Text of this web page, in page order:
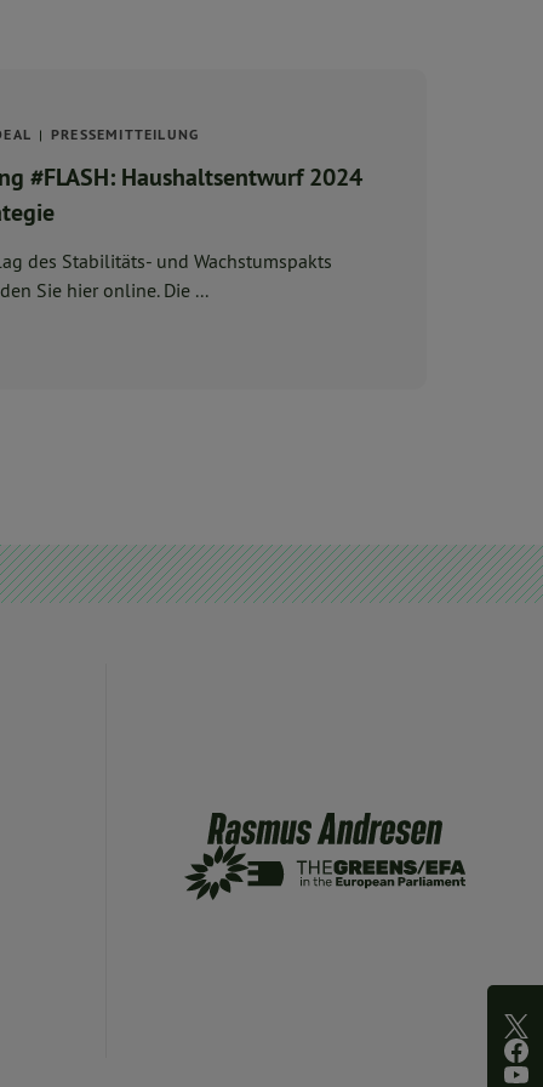
PRESSEMITTEILUNG
#FLASH: Haushaltsentwurf 2024
07.06.2023 Das Briefing finden Sie hier online. Die ...